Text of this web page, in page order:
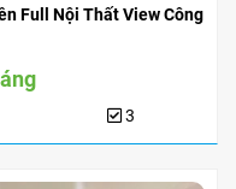
Full Nội Thất View Công
3